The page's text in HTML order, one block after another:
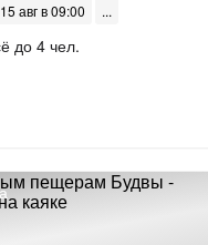
15 авг в 09:00
до 4 чел.